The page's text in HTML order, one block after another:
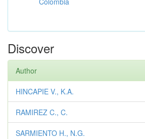
Discover
Author
HINCAPIE V., K.A.
RAMIREZ C., C.
SARMIENTO H., N.G.